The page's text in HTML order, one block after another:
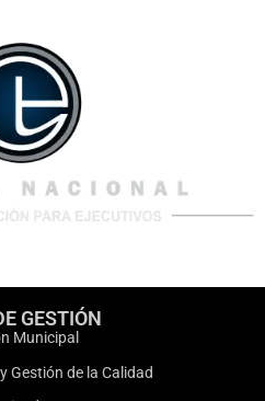
GESTIÓN
Municipal
Gestión de la Calidad